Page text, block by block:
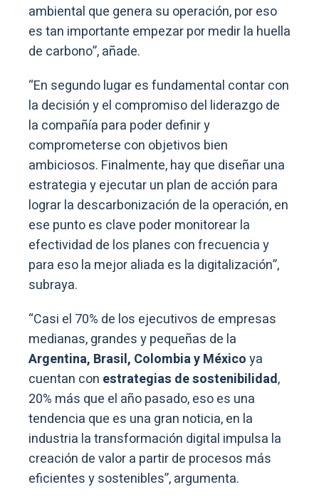
ambiental que genera su operación, por eso
es tan importante empezar por medir la huella
de carbono”, añade.
“En segundo lugar es fundamental contar con
la decisión y el compromiso del liderazgo de
la compañía para poder definir y
comprometerse con objetivos bien
ambiciosos. Finalmente, hay que diseñar una
estrategia y ejecutar un plan de acción para
lograr la descarbonización de la operación, en
ese punto es clave poder monitorear la
efectividad de los planes con frecuencia y
para eso la mejor aliada es la digitalización”,
subraya.
“Casi el 70% de los ejecutivos de empresas
medianas, grandes y pequeñas de la
Argentina, Brasil, Colombia y Méxicoya
cuentan con estrategias de sostenibilidad,
20% más que el año pasado, eso es una
tendencia que es una gran noticia, en la
industria la transformación digital impulsa la
creación de valor a partir de procesos más
eficientes y sostenibles”, argumenta.